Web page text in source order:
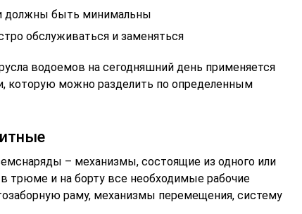
должны быть минимальны
обслуживаться и заменяться
водоемов на сегодняшний день применяется
которую можно разделить по определенным
– механизмы, состоящие из одного или
трюме и на борту все необходимые рабочие
раму, механизмы перемещения, систему